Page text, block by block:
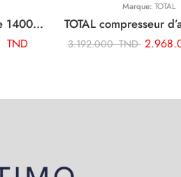
TOTAL polisseuse d’angle 1400w TP1141806
TND
Marque: TOTAL
3.192.000TND